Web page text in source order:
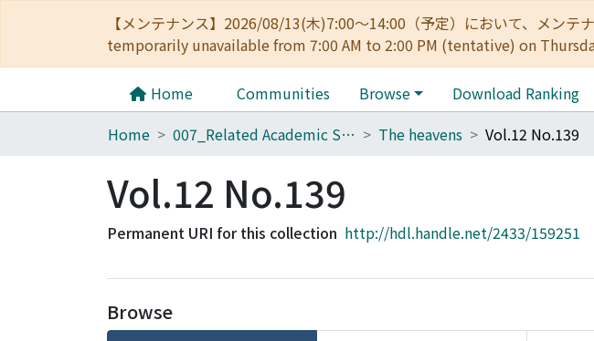
【メンテナンス】2026/08/13(木)7:00～14:00（予定）において、メン
temporarily unavailable from 7:00 AM to 2:00 PM (tentative) on
Home Communities Browse Download Ranking
Home
007_Related Academic Societies The heavens Vol.12 No.139
Vol.12 No.139
Permanent URI for this collection http://hdl.handle.net/2433/159251
Browse